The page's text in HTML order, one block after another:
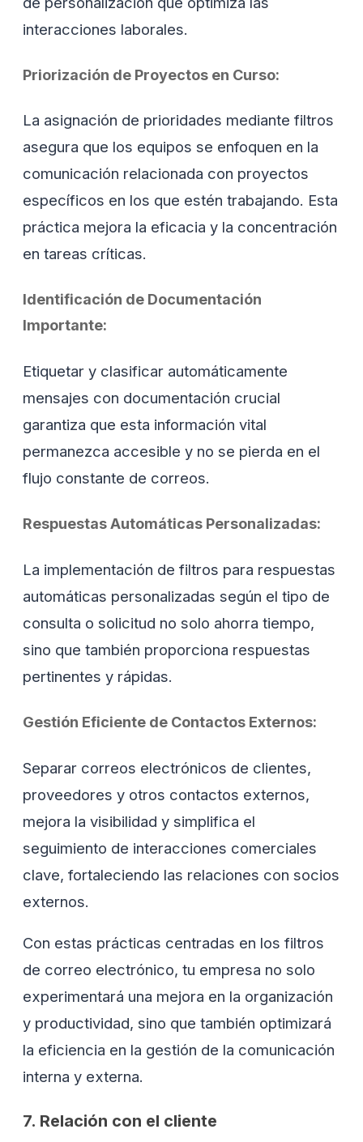
interacciones laborales.
Priorización de Proyectos en Curso:
La asignación de prioridades mediante filtros
asegura que los equipos se enfoquen en la
comunicación relacionada con proyectos
específicos en los que estén trabajando. Esta
práctica mejora la eficacia y la concentración
en tareas críticas.
Identificación de Documentación
Importante:
Etiquetar y clasificar automáticamente
mensajes con documentación crucial
garantiza que esta información vital
permanezca accesible y no se pierda en el
flujo constante de correos.
Respuestas Automáticas Personalizadas:
La implementación de filtros para respuestas
automáticas personalizadas según el tipo de
consulta o solicitud no solo ahorra tiempo,
sino que también proporciona respuestas
pertinentes y rápidas.
Gestión Eficiente de Contactos Externos:
Separar correos electrónicos de clientes,
proveedores y otros contactos externos,
mejora la visibilidad y simplifica el
seguimiento de interacciones comerciales
clave, fortaleciendo las relaciones con socios
externos.
Con estas prácticas centradas en los filtros
de correo electrónico, tu empresa no solo
experimentará una mejora en la organización
y productividad, sino que también optimizará
la eficiencia en la gestión de la comunicación
interna y externa.
7. Relación con el cliente